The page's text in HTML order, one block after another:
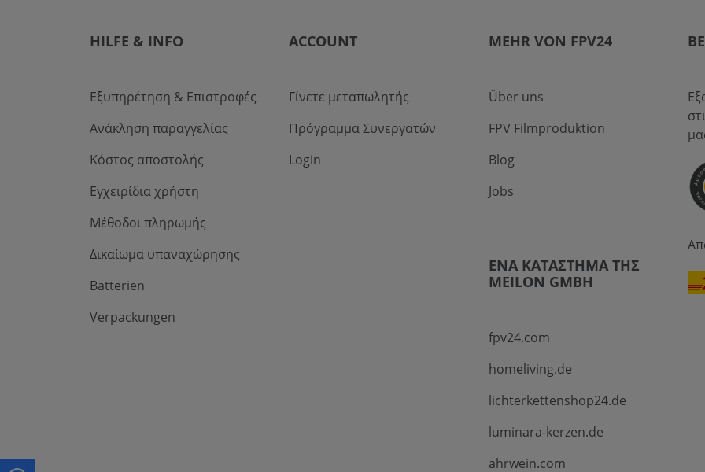
HILFE & INFO
Εξυπηρέτηση & Επιστροφές
Ανάκληση παραγγελίας
Κόστος αποστολής
Εγχειρίδια χρήστη
Μέθοδοι πληρωμής
Δικαίωμα υπαναχώρησης
Batterien
Verpackungen
ACCOUNT
Γίνετε μεταπωλητής
Πρόγραμμα Συνεργατών
Login
MEHR VON FPV24
Über uns
FPV Filmproduktion
Blog
Jobs
ΈΝΑ ΚΑΤΆΣΤΗΜΑ ΤΗΣ
MEILON GMBH
fpv24.com
homeliving.de
lichterkettenshop24.de
luminara-kerzen.de
ahrwein.com